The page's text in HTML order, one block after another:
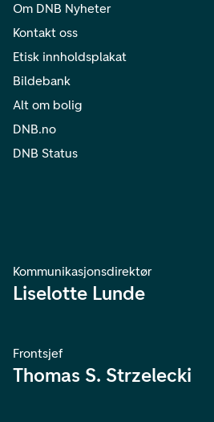
Om DNB Nyheter
Kontakt oss
Etisk innholdsplakat
Bildebank
Alt om bolig
DNB.no
DNB Status
Kommunikasjonsdirektør
Liselotte Lunde
Frontsjef
Thomas S. Strzelecki